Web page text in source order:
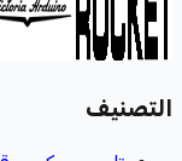
التصنيف